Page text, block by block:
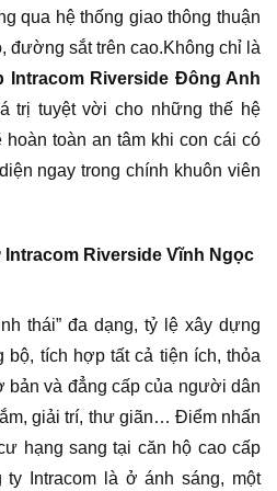
qua hệ thống giao thông thuận
đường sắt trên cao.Không chỉ là
Intracom Riverside Đông Anh
trị tuyệt vời cho những thế hệ
toàn an tâm khi con cái có
ngay trong chính khuôn viên
Riverside Vĩnh Ngọc
thái” đa dạng, tỷ lệ xây dựng
bộ, tích hợp tất cả tiện ích, thỏa
bản và đẳng cấp của người dân
giải trí, thư giãn… Điểm nhấn
hạng sang tại căn hộ cao cấp
ty Intracom là ở ánh sáng, một